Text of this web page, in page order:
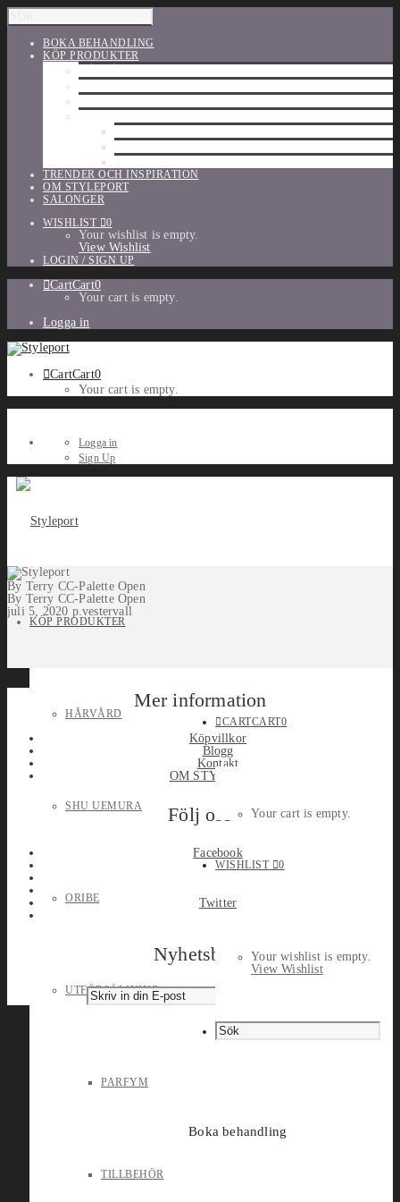
BOKA BEHANDLING
KÖP PRODUKTER
TRENDER OCH INSPIRATION
OM STYLEPORT
SALONGER
WISHLIST
0
Your wishlist is empty.
View Wishlist
LOGIN / SIGN UP
CartCart0
Your cart is empty.
Logga in
CartCart0
Your cart is empty.
Logga in
Sign Up
KÖP PRODUKTER
HÅRVÅRD
SHU UEMURA
ORIBE
UTFÖRSÄLJNING
PARFYM
TILLBEHÖR
CARTCART0
Your cart is empty.
WISHLIST 0
Your wishlist is empty.
View Wishlist
Boka behandling
By Terry CC-Palette Open
By Terry CC-Palette Open
juli 5, 2020 p.vestervall
Mer information
Köpvillkor
Blogg
Kontakt
OM STYLEPORT
Följ oss
Facebook
Twitter
Nyhetsbrev